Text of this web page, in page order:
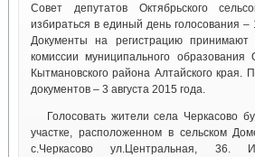
Совет депутатов Октябрьского
избираться в единый день голосования –
Документы на регистрацию принимают
комиссии муниципального образования
Кытмановского района Алтайского края.
документов – 3 августа 2015 года.
Голосовать жители села Черкасово
участке, расположенном в сельском
с.Черкасово ул.Центральная, 36.